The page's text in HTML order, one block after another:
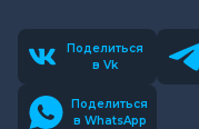
Поделиться
в Vk
Поделиться
в WhatsApp